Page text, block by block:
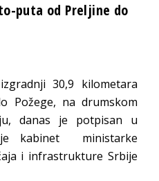
puta od Preljine do
30,9 kilometara
Požege, na drumskom
danas je potpisan u
je kabinet ministarke
i infrastrukture Srbije